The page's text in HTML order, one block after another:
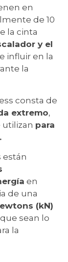
en
de 10
la cinta
y el
influir en la
la
consta de
extremo,
utilizan para
están
en
de una
(kN)
sean lo
la